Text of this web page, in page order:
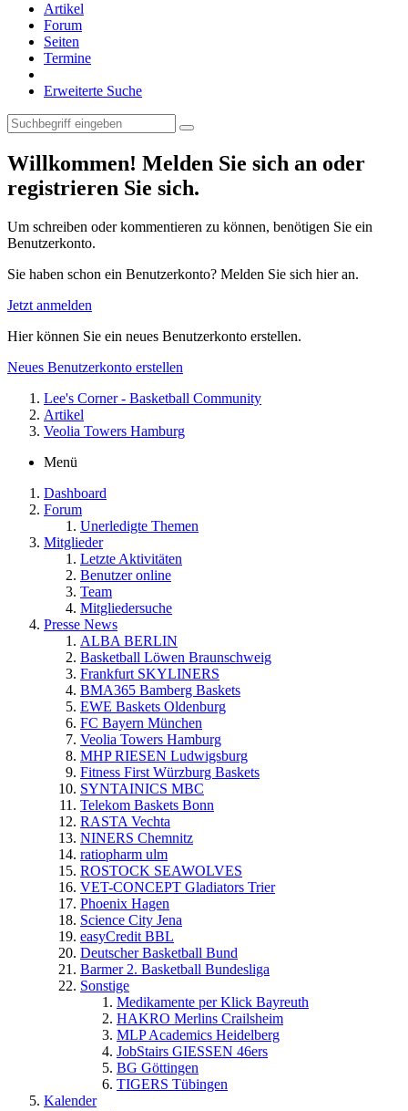
Artikel
Forum
Seiten
Termine
Erweiterte Suche
Willkommen! Melden Sie sich an oder
registrieren Sie sich.
Um schreiben oder kommentieren zu können, benötigen Sie ein
Benutzerkonto.
Sie haben schon ein Benutzerkonto? Melden Sie sich hier an.
Jetzt anmelden
Hier können Sie ein neues Benutzerkonto erstellen.
Neues Benutzerkonto erstellen
Lee's Corner - Basketball Community
Artikel
Veolia Towers Hamburg
Menü
Dashboard
Forum
Unerledigte Themen
Mitglieder
Letzte Aktivitäten
Benutzer online
Team
Mitgliedersuche
Presse News
ALBA BERLIN
Basketball Löwen Braunschweig
Frankfurt SKYLINERS
BMA365 Bamberg Baskets
EWE Baskets Oldenburg
FC Bayern München
Veolia Towers Hamburg
MHP RIESEN Ludwigsburg
Fitness First Würzburg Baskets
SYNTAINICS MBC
Telekom Baskets Bonn
RASTA Vechta
NINERS Chemnitz
ratiopharm ulm
ROSTOCK SEAWOLVES
VET-CONCEPT Gladiators Trier
Phoenix Hagen
Science City Jena
easyCredit BBL
Deutscher Basketball Bund
Barmer 2. Basketball Bundesliga
Sonstige
Medikamente per Klick Bayreuth
HAKRO Merlins Crailsheim
MLP Academics Heidelberg
JobStairs GIESSEN 46ers
BG Göttingen
TIGERS Tübingen
Kalender